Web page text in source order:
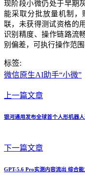
现阶段小微仍处于早期
能采取分批放量机制
联，未获得测试资格的
识别精度、操作链路流
别偏差，可执行操作范围
标签:
微信原生AI助手“小微”
上一篇文章
银河通用发布全球首个人形机器
下一篇文章
GPT-5.6 Pro实测内容流出 综合